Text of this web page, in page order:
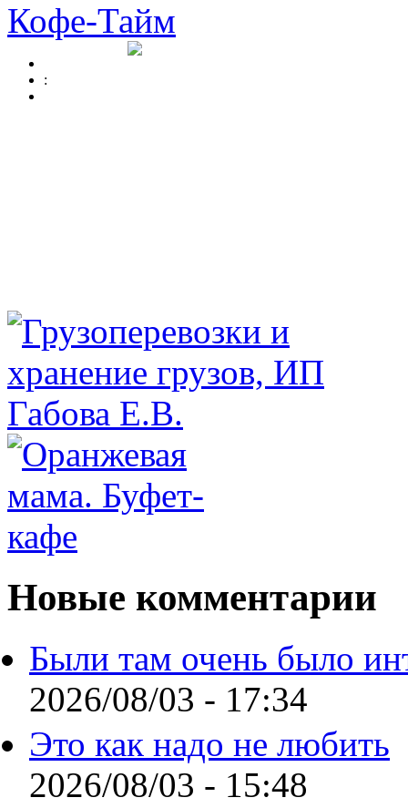
Кофе-Тайм
:
Новые комментарии
Были там очень было
2026/08/03 - 17:34
Это как надо не любить
2026/08/03 - 15:48